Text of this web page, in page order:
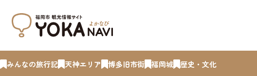
みんなの旅行記 天神エリア 博多旧市街 福岡城 歴史・文化